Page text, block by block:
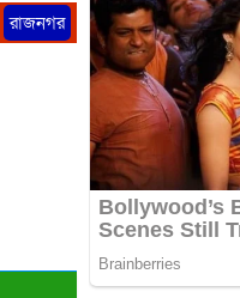
রাজনগর